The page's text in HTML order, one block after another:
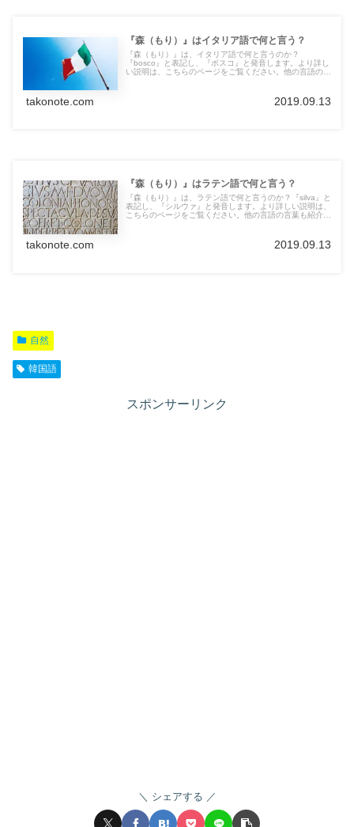
『森（もり）』はイタリア語で何と言う？
『森（もり）』は、イタリア語で何と言うのか？
『bosco』と表記し、『ボスコ』と発音します。より詳し
い説明は、こちらのページをご覧ください。他の言語の言
takonote.com 2019.09.13
『森（もり）』はラテン語で何と言う？
『森（もり）』は、ラテン語で何と言うのか？『silva』と
表記し、『シルウァ』と発音します。より詳しい説明は、
こちらのページをご覧ください。他の言語の言葉も紹介し
takonote.com 2019.09.13
自然
韓国語
スポンサーリンク
シェアする